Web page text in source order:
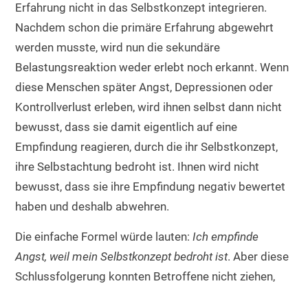
Erfahrung nicht in das Selbstkonzept integrieren.
Nachdem schon die primäre Erfahrung abgewehrt
werden musste, wird nun die sekundäre
Belastungsreaktion weder erlebt noch erkannt. Wenn
diese Menschen später Angst, Depressionen oder
Kontrollverlust erleben, wird ihnen selbst dann nicht
bewusst, dass sie damit eigentlich auf eine
Empfindung reagieren, durch die ihr Selbstkonzept,
ihre Selbstachtung bedroht ist. Ihnen wird nicht
bewusst, dass sie ihre Empfindung negativ bewertet
haben und deshalb abwehren.
Die einfache Formel würde lauten:Ich empfinde
Angst, weil mein Selbstkonzept bedroht ist.Aber diese
Schlussfolgerung konnten Betroffene nicht ziehen,